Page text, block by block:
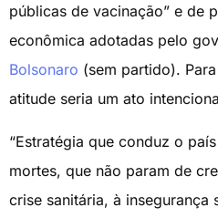
públicas de vacinação” e de
econômica adotadas pelo
Bolsonaro (sem partido).
atitude seria um ato
“Estratégia que conduz o
mortes, que não param de
crise sanitária, à insegurança